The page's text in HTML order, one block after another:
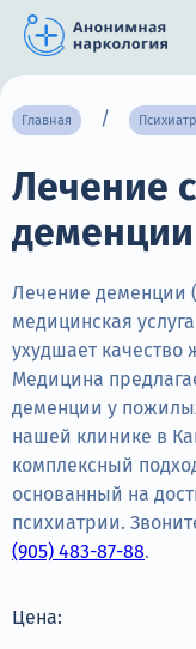
О нас
Наркомания
Нарколог
Стационар
Психиатрия
Цены
Терапия
Главная
Лечение
Лечение деменции
медицинская
ухудшает качество
Медицина
деменции у
нашей клинике в
комплексный
основанный на
психиатрии.
(905) 483-87-88.
Цена: